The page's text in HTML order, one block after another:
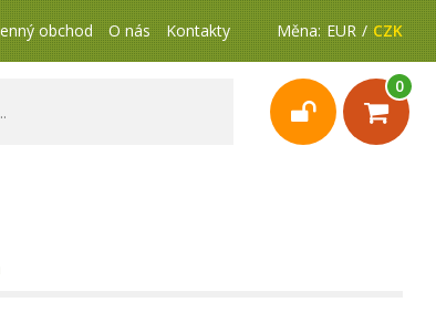
Měna: EUR CZK
obchod O nás Kontakty
0